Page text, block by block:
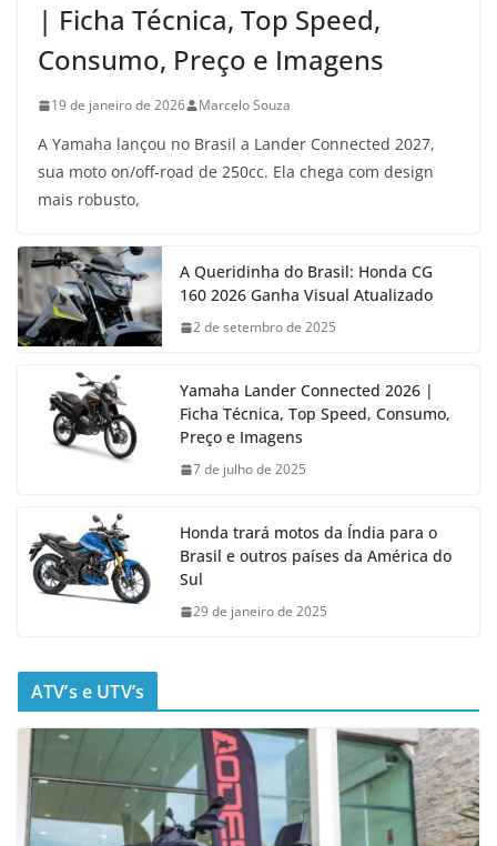
| Ficha Técnica, Top Speed,
Consumo, Preço e Imagens
19 de janeiro de 2026 Marcelo Souza
A Yamaha lançou no Brasil a Lander Connected 2027,
sua moto on/off-road de 250cc. Ela chega com design
mais robusto,
A Queridinha do Brasil: Honda CG
160 2026 Ganha Visual Atualizado
2 de setembro de 2025
Yamaha Lander Connected 2026 |
Ficha Técnica, Top Speed, Consumo,
Preço e Imagens
7 de julho de 2025
Honda trará motos da Índia para o
Brasil e outros países da América do
Sul
29 de janeiro de 2025
ATV’s e UTV’s